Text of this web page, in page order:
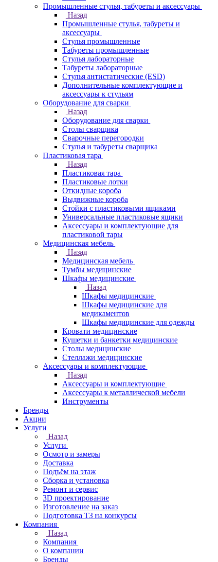
Промышленные стулья, табуреты и аксессуары
Назад
Промышленные стулья, табуреты и
аксессуары
Стулья промышленные
Табуреты промышленные
Стулья лабораторные
Табуреты лабораторные
Стулья антистатические (ESD)
Дополнительные комплектующие и
аксессуары к стульям
Оборудование для сварки
Назад
Оборудование для сварки
Столы сварщика
Сварочные перегородки
Стулья и табуреты сварщика
Пластиковая тара
Назад
Пластиковая тара
Пластиковые лотки
Откидные короба
Выдвижные короба
Стойки с пластиковыми ящиками
Универсальные пластиковые ящики
Аксессуары и комплектующие для
пластиковой тары
Медицинская мебель
Назад
Медицинская мебель
Тумбы медицинские
Шкафы медицинские
Назад
Шкафы медицинские
Шкафы медицинские для
медикаментов
Шкафы медицинские для одежды
Кровати медицинские
Кушетки и банкетки медицинские
Столы медицинские
Стеллажи медицинские
Аксессуары и комплектующие
Назад
Аксессуары и комплектующие
Аксессуары к металлической мебели
Инструменты
Бренды
Акции
Услуги
Назад
Услуги
Осмотр и замеры
Доставка
Подъём на этаж
Сборка и установка
Ремонт и сервис
3D проектирование
Изготовление на заказ
Подготовка ТЗ на конкурсы
Компания
Назад
Компания
О компании
Бренды